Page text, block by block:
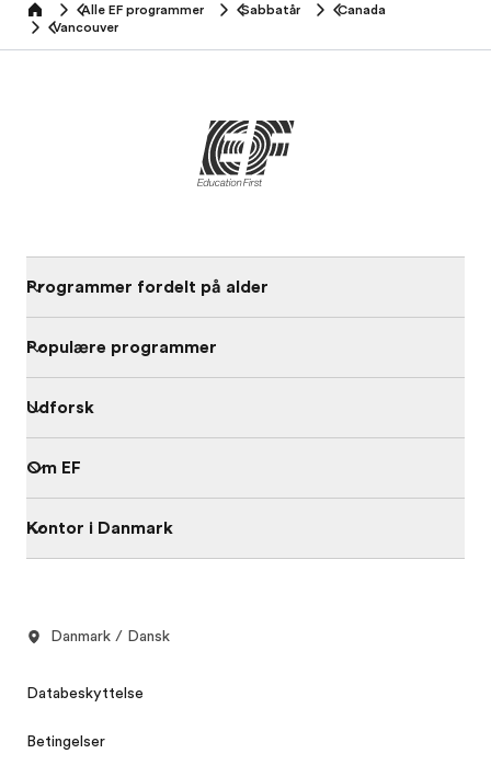
home Alle EF programmer Sabbatår
Canada
Vancouver
Programmer fordelt på alder
Populære programmer
Udforsk
Om EF
Kontor i Danmark
Danmark / Dansk
Databeskyttelse
Betingelser